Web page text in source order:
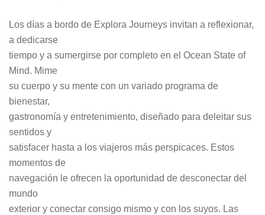
Los días a bordo de Explora Journeys invitan a reflexionar,
a dedicarse
tiempo y a sumergirse por completo en el Ocean State of
Mind. Mime
su cuerpo y su mente con un variado programa de
bienestar,
gastronomía y entretenimiento, diseñado para deleitar sus
sentidos y
satisfacer hasta a los viajeros más perspicaces. Estos
momentos de
navegación le ofrecen la oportunidad de desconectar del
mundo
exterior y conectar consigo mismo y con los suyos. Las